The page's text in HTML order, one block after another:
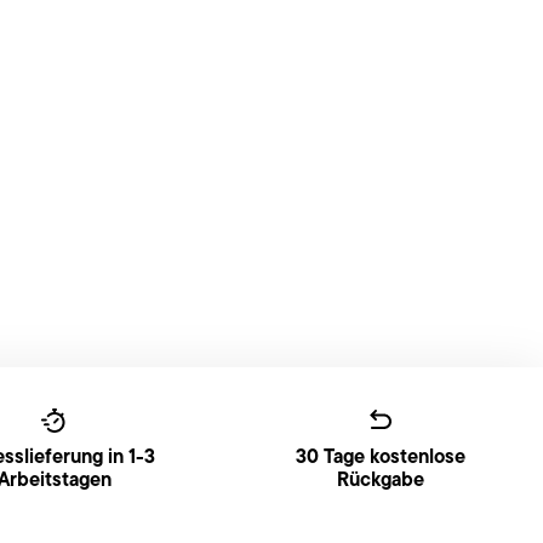
in 1-3 30 Tage kostenlose
Rückgabe